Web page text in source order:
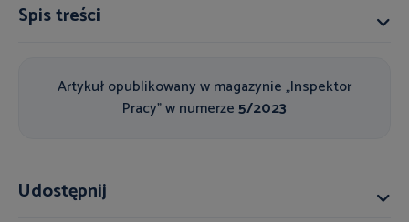
Spis treści
Artykuł opublikowany w magazynie „Inspektor
Pracy" w numerze5/2023
Udostępnij